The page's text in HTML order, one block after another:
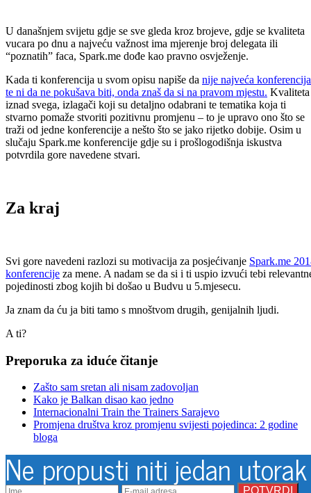
U današnjem svijetu gdje se sve gleda kroz brojeve, gdje se kvaliteta
vucara po dnu a najveću važnost ima mjerenje broj delegata ili
“poznatih” faca, Spark.me dođe kao pravno osvježenje.
Kada ti konferencija u svom opisu napiše da nije najveća konferencija
te ni da ne pokušava biti, onda znaš da si na pravom mjestu. Kvaliteta
iznad svega, izlagači koji su detaljno odabrani te tematika koja ti
stvarno pomaže stvoriti pozitivnu promjenu – to je upravo ono što se
traži od jedne konferencije a nešto što se jako rijetko dobije. Osim u
slučaju Spark.me konferencije gdje su i prošlogodišnja iskustva
potvrdila gore navedene stvari.
Za kraj
Svi gore navedeni razlozi su motivacija za posjećivanje Spark.me
konferencije za mene. A nadam se da si i ti uspio izvući tebi
pojedinosti zbog kojih bi došao u Budvu u 5.mjesecu.
Ja znam da ću ja biti tamo s mnoštvom drugih, genijalnih ljudi.
A ti?
Preporuka za iduće čitanje
Zašto sam sretan ali nisam zadovoljan
Kako je Balkan disao kao jedno
Internacionalni Train the Trainers Sarajevo
Promjena društva kroz promjenu svijesti pojedinca: 2 godine
bloga
Ne propusti niti jedan utorak